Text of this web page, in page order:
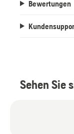
Bewertungen
Sehen Sie